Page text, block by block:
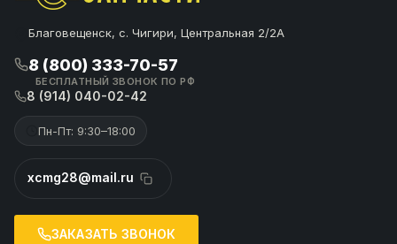
Благовещенск, с. Чигири, Центральная 2/2А
8 (800) 333-70-57
БЕСПЛАТНЫЙ ЗВОНОК ПО РФ
8 (914) 040-02-42
Пн-Пт: 9:30–18:00
xcmg28@mail.ru
ЗАКАЗАТЬ ЗВОНОК